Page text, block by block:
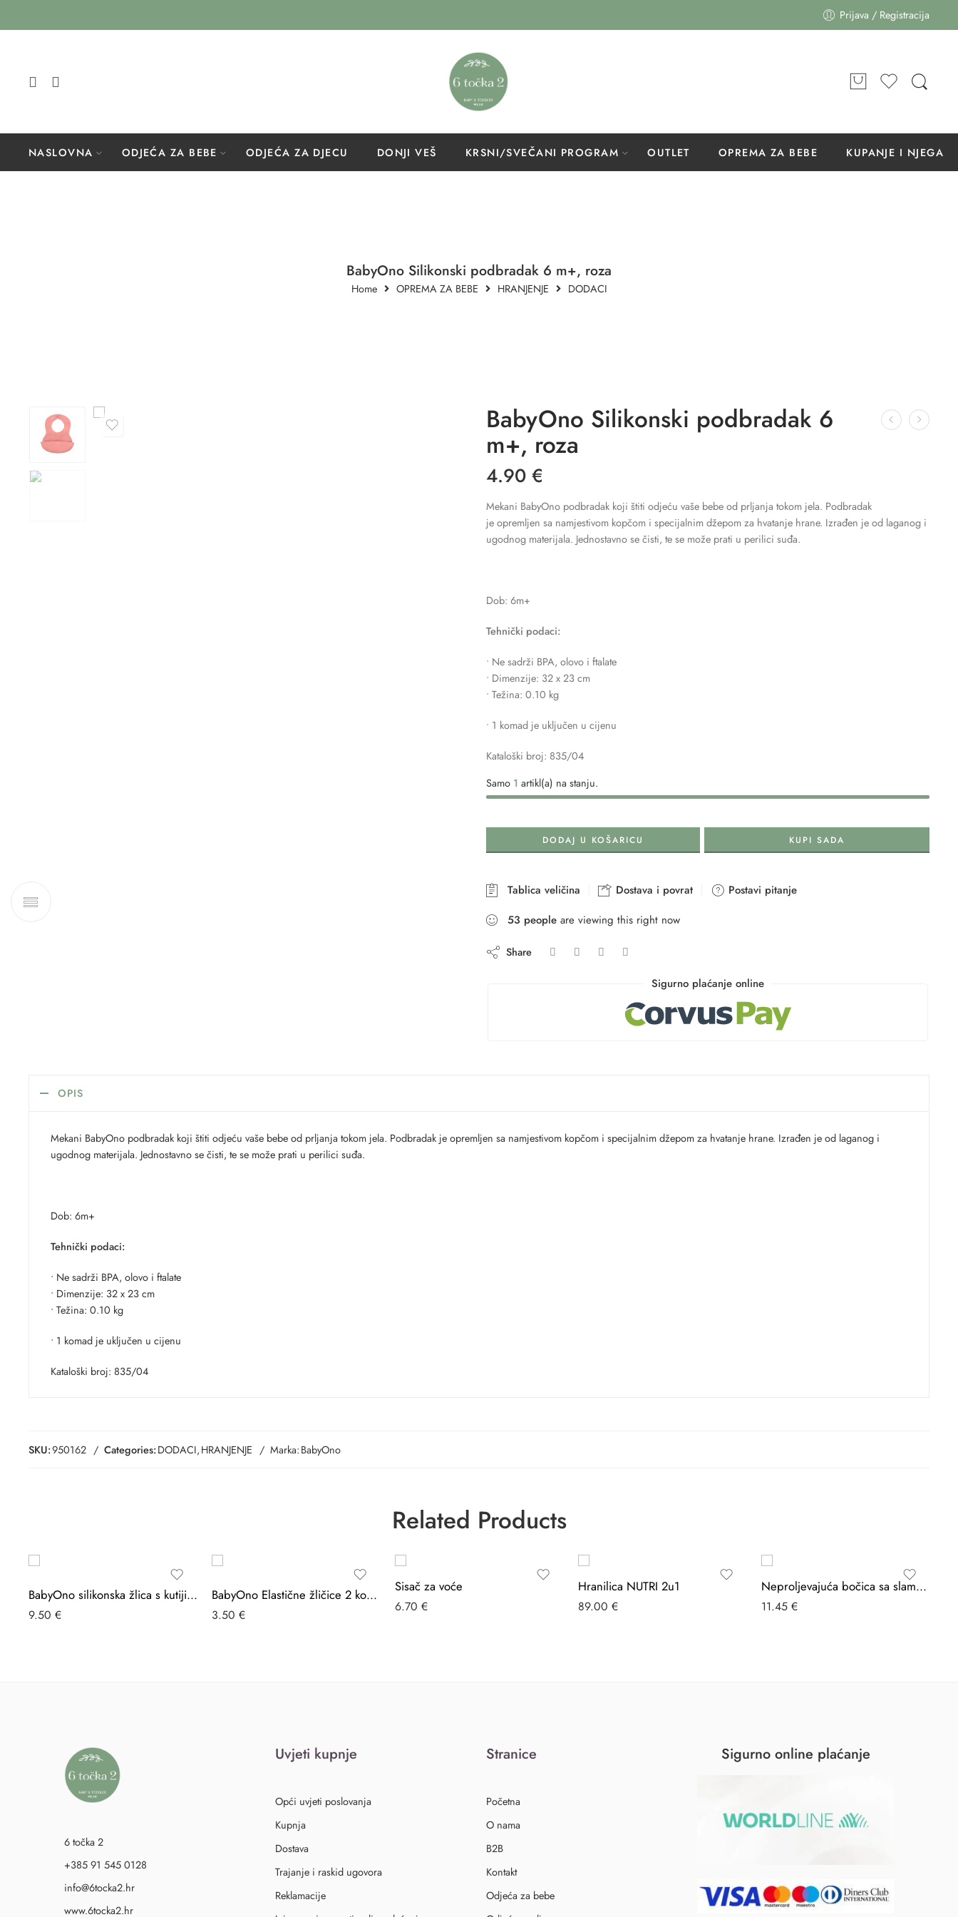
Prijava / Registracija
NASLOVNA ODJEĆA ZA BEBE ODJEĆA ZA DJECU DONJI VEŠ KRSNI/SVEČANI PROGRAM OUTLET OPREMA ZA BEBE KUPANJE I NJEGA
BabyOno Silikonski podbradak 6 m+, roza
Home OPREMA ZA BEBE HRANJENJE DODACI
BabyOno Silikonski podbradak 6
m+, roza
4.90 €
Mekani BabyOno podbradak koji štiti odjeću vaše bebe od prljanja tokom jela. Podbradak
je opremljen sa namjestivom kopčom i specijalnim džepom za hvatanje hrane. Izrađen je od laganog i
ugodnog materijala. Jednostavno se čisti, te se može prati u perilici suđa.
Dob: 6m+
Tehnički podaci:
• Ne sadrži BPA, olovo i ftalate
• Dimenzije: 32 x 23 cm
• Težina: 0.10 kg
• 1 komad je uključen u cijenu
Kataloški broj: 835/04
Samo 1 artikl(a) na stanju.
DODAJ U KOŠARICU KUPI SADA
Tablica veličina Dostava i povrat
Postavi pitanje
53 people are viewing this right now
Share
Sigurno plaćanje online
OPIS
Mekani BabyOno podbradak koji štiti odjeću vaše bebe od prljanja tokom jela. Podbradak je opremljen sa namjestivom kopčom i specijalnim džepom za hvatanje hrane. Izrađen je od laganog i
ugodnog materijala. Jednostavno se čisti, te se može prati u perilici suđa.
Dob: 6m+
Tehnički podaci:
• Ne sadrži BPA, olovo i ftalate
• Dimenzije: 32 x 23 cm
• Težina: 0.10 kg
• 1 komad je uključen u cijenu
Kataloški broj: 835/04
SKU:950162 Categories:DODACI,HRANJENJE Marka:BabyOno
Related Products
BabyOno silikonska žlica s kutijicom, roza
9.50 €
BabyOno Elastične žličice 2 komada, bež/zelena
3.50 €
Sisač za voće
6.70 €
Hranilica NUTRI 2u1
89.00 €
Neproljevajuća bočica sa slamkom
11.45 €
6 točka 2
+385 91 545 0128
info@6tocka2.hr
www.6tocka2.hr
Uvjeti kupnje
Opći uvjeti poslovanja
Kupnja
Dostava
Trajanje i raskid ugovora
Reklamacije
Stranice
Početna
O nama
B2B
Kontakt
Odjeća za bebe
Sigurno online plaćanje